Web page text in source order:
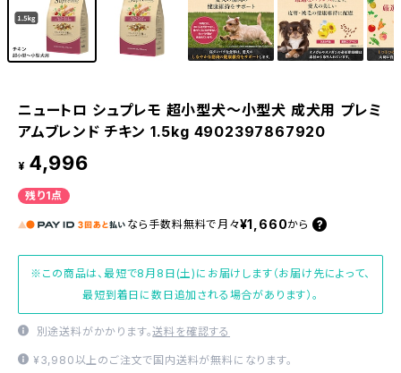
ニュートロ シュプレモ 超小型犬〜小型犬 成犬用 プレミ
アムブレンド チキン 1.5kg 4902397867920
¥ 4,996
残り1点
なら 手数料無料で 月々¥1,660から
※この商品は、最短で8月8日(土)にお届けします（お届け先によって、
最短到着日に数日追加される場合があります）。
別途送料がかかります。送料を確認する
¥3,980以上のご注文で国内送料が無料になります。